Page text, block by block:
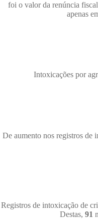
foi o valor da renúncia
apenas
Intoxicações por
De aumento nos registros de
Registros de intoxicação de
Destas, 91